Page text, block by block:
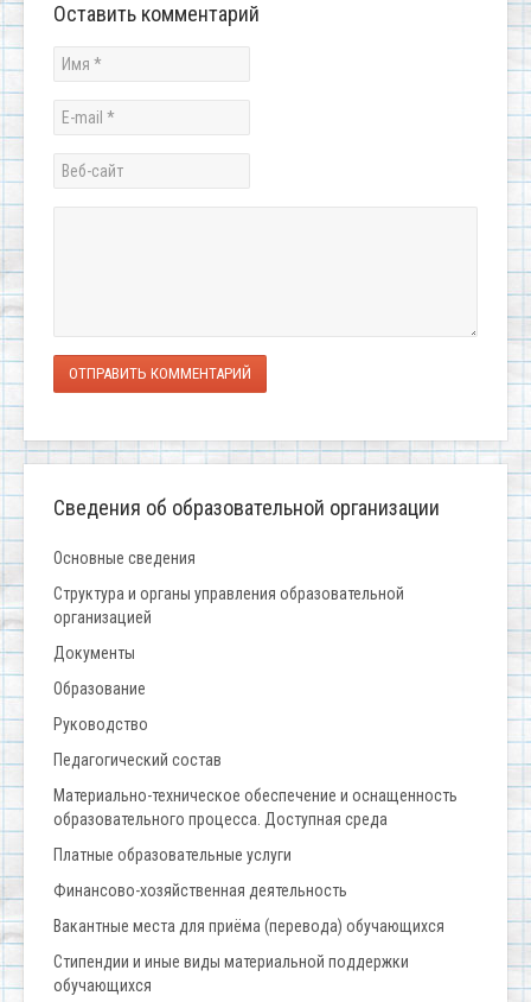
Оставить комментарий
ОТПРАВИТЬ КОММЕНТАРИЙ
Сведения об образовательной организации
Основные сведения
Структура и органы управления образовательной
организацией
Документы
Образование
Руководство
Педагогический состав
Материально-техническое обеспечение и оснащенность
образовательного процесса. Доступная среда
Платные образовательные услуги
Финансово-хозяйственная деятельность
Вакантные места для приёма (перевода) обучающихся
Стипендии и иные виды материальной поддержки
обучающихся